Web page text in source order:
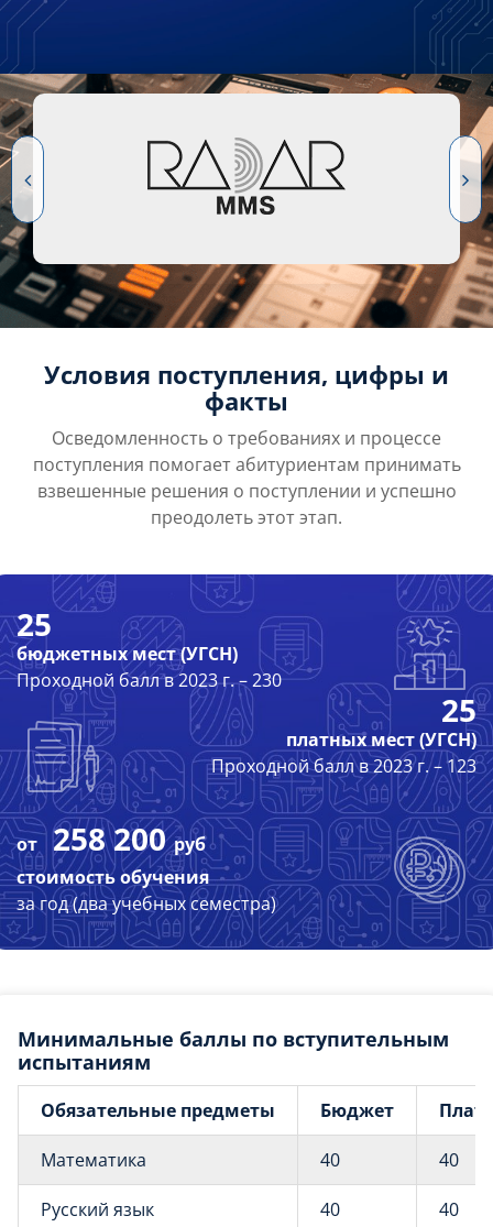
Условия поступления, цифры и
факты
Осведомленность о требованиях и процессе
поступления помогает абитуриентам принимать
взвешенные решения о поступлении и успешно
преодолеть этот этап.
25
бюджетных мест (УГСН)
Проходной балл в 2023 г. – 230
25
платных мест (УГСН)
Проходной балл в 2023 г. – 123
от 258 200руб
стоимость обучения
за год (два учебных семестра)
Минимальные баллы по вступительным
испытаниям
Обязательные предметы Бюджет
Математика 40 40
Русский язык 40 40